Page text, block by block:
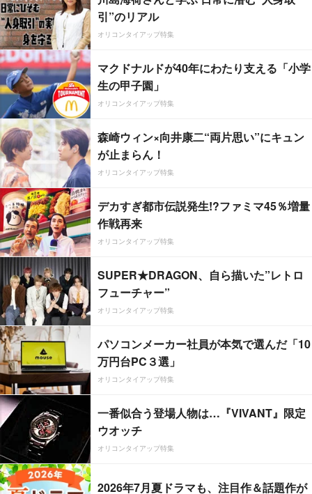
引”のリアル
オリコンタイアップ特集
マクドナルドが40年にわたり支える「小学
生の甲子園」
オリコンタイアップ特集
森崎ウィン×向井康二“両片思い”にキュン
が止まらん！
オリコンタイアップ特集
デカすぎ都市伝説発生!?ファミマ45％増量
作戦再来
オリコンタイアップ特集
SUPER★DRAGON、自ら描いた”レトロ
フューチャー”
オリコンタイアップ特集
パソコンメーカー社員が本気で選んだ「10
万円台PC３選」
オリコンタイアップ特集
一番似合う登場人物は…『VIVANT』限定
ウオッチ
オリコンタイアップ特集
2026年7月夏ドラマも、注目作＆話題作が